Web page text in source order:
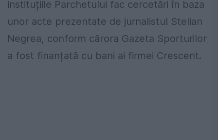
instituțiile Parchetului fac cercetări în baza
unor acte prezentate de jurnalistul Stelian
Negrea, conform cărora Gazeta Sporturilor
a fost finanțată cu bani ai firmei Crescent.